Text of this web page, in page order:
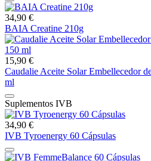
34,90 €
BAIA Creatine 210g
15,90 €
Caudalie Aceite Solar Embellecedor
ml
Suplementos IVB
34,90 €
IVB Tyroenergy 60 Cápsulas